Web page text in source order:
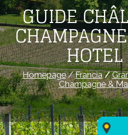
GUIDE
Homepage/Francia/
Champagne &